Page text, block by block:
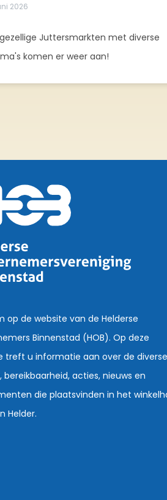
2026
Juttersmarkten met diverse
komen er weer aan!
op de website van de Helderse
Binnenstad (HOB). Op deze
treft u informatie aan over de diverse
bereikbaarheid, acties, nieuws en
die plaatsvinden in het
Helder.